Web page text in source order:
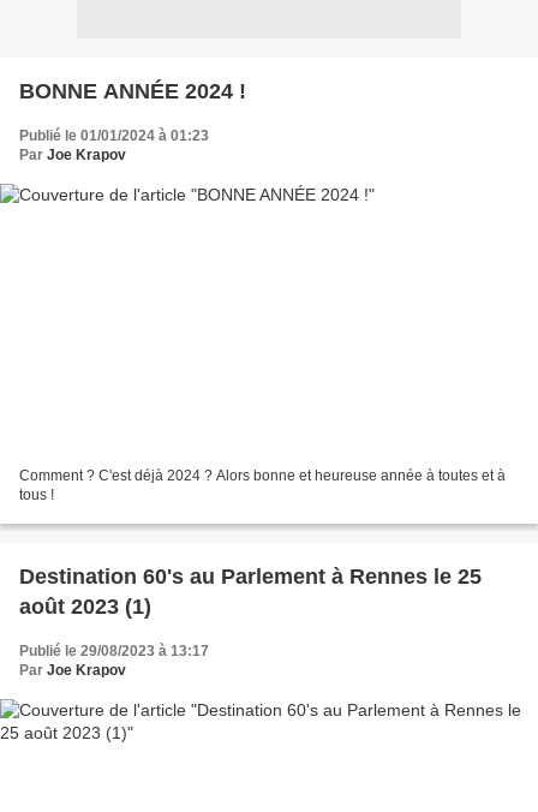
BONNE ANNÉE 2024 !
Publié le 01/01/2024 à 01:23
Par Joe Krapov
Comment ? C'est déjà 2024 ? Alors bonne et heureuse année à toutes et à
tous !
Destination 60's au Parlement à Rennes le 25
août 2023 (1)
Publié le 29/08/2023 à 13:17
Par Joe Krapov